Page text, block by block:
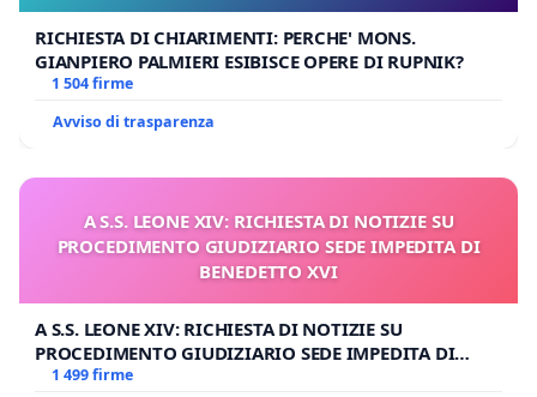
RICHIESTA DI CHIARIMENTI: PERCHE' MONS.
GIANPIERO PALMIERI ESIBISCE OPERE DI RUPNIK?
1 504 firme
Avviso di trasparenza
A S.S. LEONE XIV: RICHIESTA DI NOTIZIE SU
PROCEDIMENTO GIUDIZIARIO SEDE IMPEDITA DI
BENEDETTO XVI
A S.S. LEONE XIV: RICHIESTA DI NOTIZIE SU
PROCEDIMENTO GIUDIZIARIO SEDE IMPEDITA DI
BENEDETTO XVI
1 499 firme